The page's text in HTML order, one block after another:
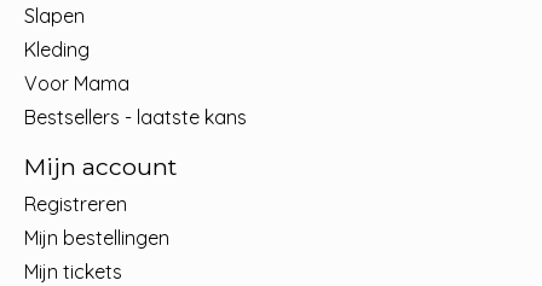
Slapen
Kleding
Voor Mama
Bestsellers - laatste kans
Mijn account
Registreren
Mijn bestellingen
Mijn tickets